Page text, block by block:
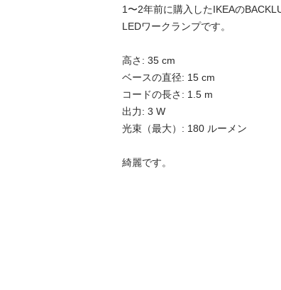
1〜2年前に購入したIKEAの
LEDワークランプです。
高さ: 35 cm
ベースの直径: 15 cm
コードの長さ: 1.5 m
出力: 3 W
光束（最大）: 180 ルーメン
綺麗です。